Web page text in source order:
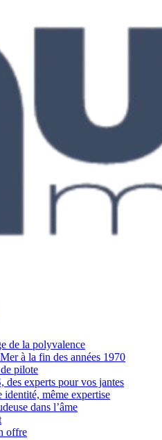
de la polyvalence
à la fin des années 1970
pilote
experts pour vos jantes
même expertise
dans l’âme
offre